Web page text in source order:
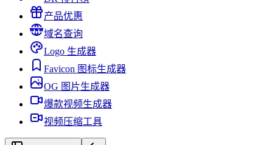
产品优惠
域名查询
Logo 生成器
Favicon 图标生成器
OG 图片生成器
爆款视频生成器
视频压缩工具